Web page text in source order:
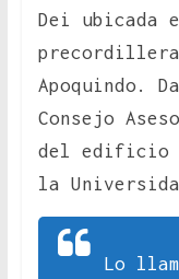
Dei ubicada
Apoquindo.
Consejo
del edificio
la
Lo